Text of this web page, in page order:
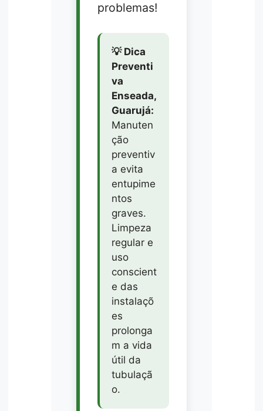
problemas!
💡 Dica
Preventi
va
Enseada,
Guarujá:
Manuten
ção
preventiv
a evita
entupime
ntos
graves.
Limpeza
regular e
uso
conscient
e das
instalaçõ
es
prolonga
m a vida
útil da
tubulaçã
o.